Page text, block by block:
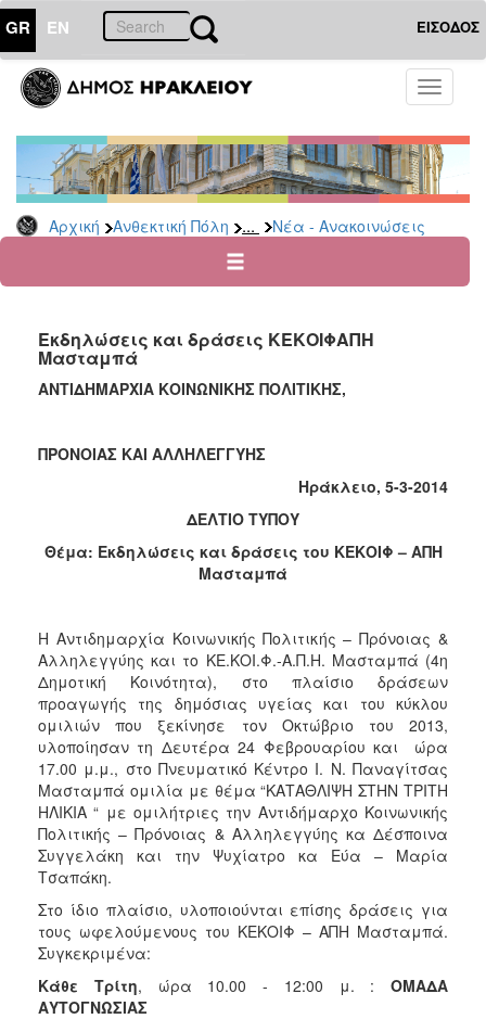
GR EN ΕΙΣΟΔΟΣ
Toggle
Αρχική Ανθεκτική Πόλη ... Νέα - Ανακοινώσεις
ΑΝΘΕΚΤΙΚΗ
ΠΟΛΗ
Κοινωνική
Πολιτική
Νέα
Ανακοινώσεις
για
Οικονομική
Αδυναμία
Καταστροφές
(Κ.Α.Π.Η.)
Παιδιών
(Κ.Δ.Α.Π.)
Κέντρα
Ημερήσιας
Φροντίδας
Ηλικιωμένων
(Κ.Η.Φ.Η.)
Κ.Δ.Α.Π.Α.μεΑ.
Αδειοδότηση
&
Έλεγχος
Βρεφονηπιακών
Σταθμών
Δημοτικό
Ιατρείο
Εκδηλώσεις και δράσεις ΚΕΚΟΙΦΑΠΗ
Μασταμπά
ΑΝΤΙΔΗΜΑΡΧΙΑ ΚΟΙΝΩΝΙΚΗΣ ΠΟΛΙΤΙΚΗΣ,
ΠΡΟΝΟΙΑΣ ΚΑΙ ΑΛΛΗΛΕΓΓΥΗΣ
Ηράκλειο, 5-3-2014
ΔΕΛΤΙΟ ΤΥΠΟΥ
Θέμα: Εκδηλώσεις και δράσεις του ΚΕΚΟΙΦ – ΑΠΗ
Μασταμπά
Η Αντιδημαρχία Κοινωνικής Πολιτικής – Πρόνοιας &
Αλληλεγγύης και το ΚΕ.ΚΟΙ.Φ.-Α.Π.Η. Μασταμπά (4η
Δημοτική Κοινότητα), στο πλαίσιο δράσεων
προαγωγής της δημόσιας υγείας και του κύκλου
ομιλιών που ξεκίνησε τον Οκτώβριο του 2013,
υλοποίησαν τη Δευτέρα 24 Φεβρουαρίου και ώρα
17.00 μ.μ., στο Πνευματικό Κέντρο Ι. Ν. Παναγίτσας
Μασταμπά ομιλία με θέμα “ΚΑΤΑΘΛΙΨΗ ΣΤΗΝ ΤΡΙΤΗ
ΗΛΙΚΙΑ “ με ομιλήτριες την Αντιδήμαρχο Κοινωνικής
Πολιτικής – Πρόνοιας & Αλληλεγγύης κα Δέσποινα
Συγγελάκη και την Ψυχίατρο κα Εύα – Μαρία
Τσαπάκη.
Στο ίδιο πλαίσιο, υλοποιούνται επίσης δράσεις για
τους ωφελούμενους του ΚΕΚΟΙΦ – ΑΠΗ Μασταμπά.
Συγκεκριμένα:
Κάθε Τρίτη, ώρα 10.00 - 12:00 μ. : ΟΜΑΔΑ
ΑΥΤΟΓΝΩΣΙΑΣ